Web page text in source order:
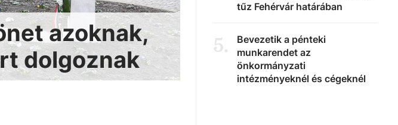
azoknak,
dolgoznak
tűz Fehérvár határában
5.
Bevezetik a pénteki
munkarendet az
önkormányzati
intézményeknél és cégeknél